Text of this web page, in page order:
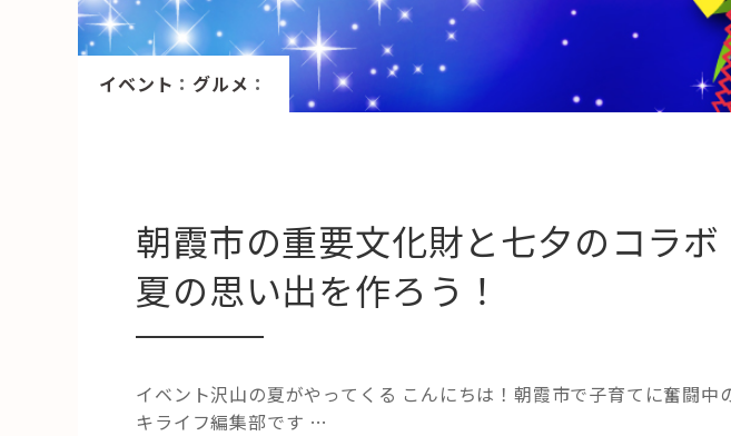
「ひと」
協賛・協力店
イベント ： グルメ ：
朝霞市の重要文化財と七夕のコラ
夏の思い出を作ろう！
イベント沢山の夏がやってくる こんにちは！朝霞市で子育てに奮闘中
キライフ編集部です …